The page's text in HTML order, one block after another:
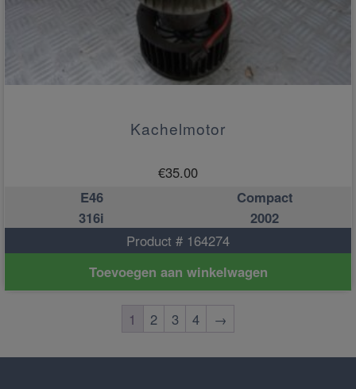
Kachelmotor
€35.00
E46
Compact
316i
2002
Product # 164274
Toevoegen aan winkelwagen
1 2 3 4 →